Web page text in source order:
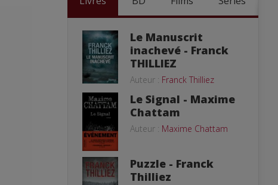
Le Manuscrit
inachevé - Franck
THILLIEZ
Auteur : Franck Thilliez
Le Signal - Maxime
Chattam
Auteur : Maxime Chattam
Puzzle - Franck
Thilliez